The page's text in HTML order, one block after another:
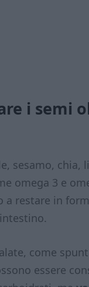
i semi
sesamo,
omega 3 e
restare in
come
essere